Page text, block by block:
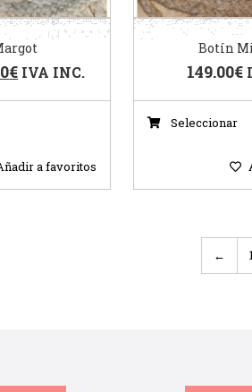
€ IVA INC.
a favoritos
Botín
149.00€
Seleccionar
←